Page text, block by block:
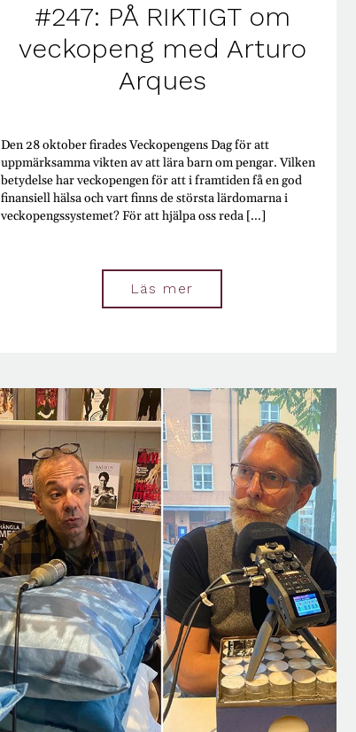
#247: PÅ RIKTIGT om
veckopeng med Arturo
Arques
Den 28 oktober firades Veckopengens Dag för att
uppmärksamma vikten av att lära barn om pengar. Vilken
betydelse har veckopengen för att i framtiden få en god
finansiell hälsa och vart finns de största lärdomarna i
veckopengssystemet? För att hjälpa oss reda [...]
Läs mer